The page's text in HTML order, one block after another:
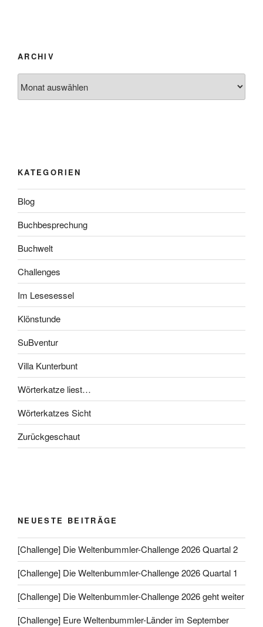
ARCHIV
KATEGORIEN
Blog
Buchbesprechung
Buchwelt
Challenges
Im Lesesessel
Klönstunde
SuBventur
Villa Kunterbunt
Wörterkatze liest…
Wörterkatzes Sicht
Zurückgeschaut
NEUESTE BEITRÄGE
[Challenge] Die Weltenbummler-Challenge 2026 Quartal 2
[Challenge] Die Weltenbummler-Challenge 2026 Quartal 1
[Challenge] Die Weltenbummler-Challenge 2026 geht weiter
[Challenge] Eure Weltenbummler-Länder im September